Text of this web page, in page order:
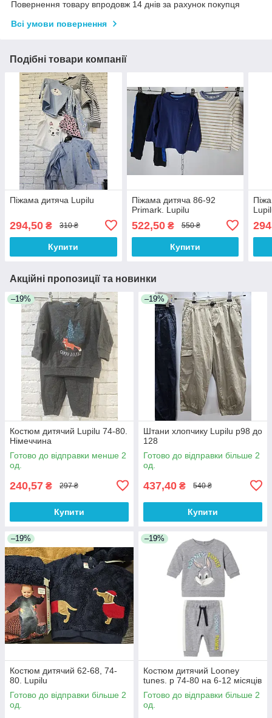
Повернення товару впродовж 14 днів за рахунок покупця
Всі умови повернення
Подібні товари компанії
Піжама дитяча Lupilu
294,50 ₴ 310 ₴
Купити
Піжама дитяча 86-92
Primark. Lupilu
522,50₴ 550 ₴
Купити
Акційні пропозиції та новинки
–19%
Костюм дитячий Lupilu 74-80.
Німеччина
Готово до відправки менше 2
од.
240,57 ₴ 297 ₴
Купити
–19%
Штани хлопчику Lupilu р98 до
128
Готово до відправки більше 2
од.
437,40 ₴ 540 ₴
Купити
–19%
Костюм дитячий 62-68, 74-
80. Lupilu
Готово до відправки більше 2
од.
–19%
Костюм дитячий Looney
tunes. р 74-80 на 6-12 місяців
Готово до відправки більше 2
од.